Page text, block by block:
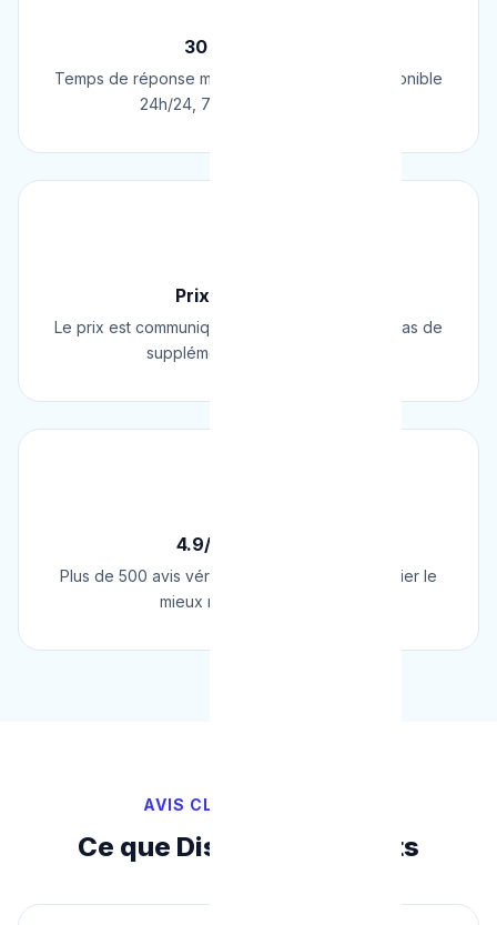
30 Min Chrono
Temps de réponse moyen de 30 minutes. Disponible
24h/24, 7j/7, 365 jours par an.
Prix Fixe Garanti
Le prix est communiqué AVANT l'intervention. Pas de
supplément surprise, jamais.
4.9/5 sur Google
Plus de 500 avis vérifiés sur Google. Le plombier le
mieux noté de Belgique.
AVIS CLIENTS VÉRIFIÉS
Ce que Disent Nos Clients